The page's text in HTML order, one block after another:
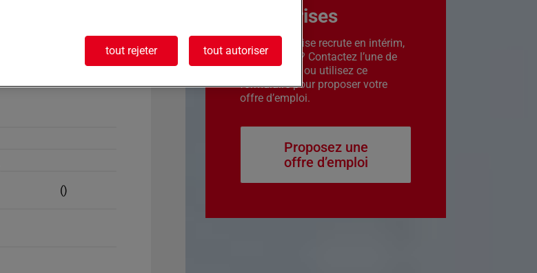
()
Entreprises
Votre entreprise recrute en intérim,
CDD ou CDI ? Contactez l’une de
nos agences ou utilisez ce
formulaire pour proposer votre
offre d’emploi.
Proposez une
offre d’emploi
tout rejeter tout autoriser